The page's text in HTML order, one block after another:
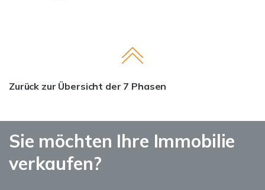
Zurück zur Übersicht der 7 Phasen
Sie möchten Ihre Immobilie
verkaufen?